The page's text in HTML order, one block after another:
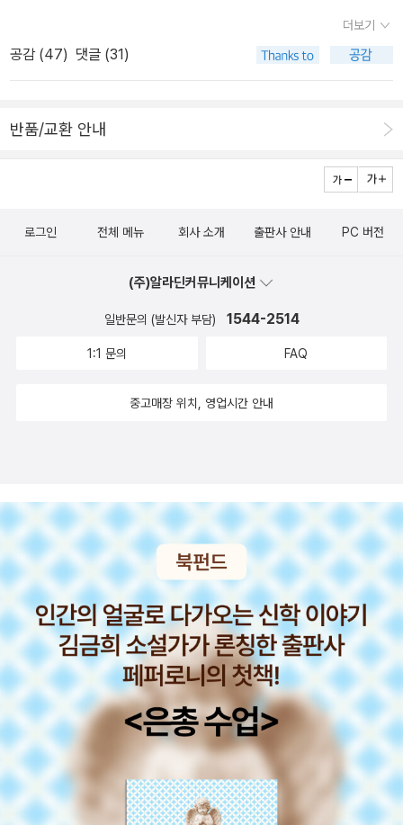
리라. 페미니즘과 연계한 이 책, <들뢰즈 이후 페미니즘>을 읽으며
되기, 생성, 돌연변이 등과 같은 개념을 되새겨보는 계기가 되었다. 물
론 앞으로도 더 읽고 생각해봐야 할 게 많다. 금방 소화해내기 어렵다
는 계기도 되었다. 사뮈엘 베케트의 소설을 읽으며 정처없이 부유하
판이든 간에요. 댓글을 읽고 대댓글을 고민하는 도중에 저는 새로운
로의 질문이 같은 것인지 확인하는 시간을 통해, 그래서 얻고 싶은 이
해가 무엇인지 알아가는 과정을 통해서요. 저는 이런 식의 공부가, 공
부의 ‘효용’을 몇 배로 향상시키는 좋은 방법이라고 생각합니다. 알라
다. 정치, 경제, 사회, 문화, 역사, 외국어, 패션, 요리, 집사 생활까지
부가 되는지를 ‘직접’ 체험할 수 있는 곳이 바로 여기, 알라딘입니다.
그래서 알라딘을, 알라딘 서재를, 알라딘 이웃님들을, 알라딘의 무림
는 데 초점이 있기보다는 읽고 있는 내용을 기존의 자기 지식에 배치
(trans/form 혹은 re/make)하는 것이다. 습득은 객관적, 일방적, 수
동적 작업인 반면에 배치는 주관적, 상호적, 갈등적이다. 자기만의 사
유, 자기만의 인식에서 읽은 내용을 알맞은 곳에 놓으려면 책 내용 자
체도 중요하지만 책의 위상과 저자의 입장을 이해하는 것이 핵심이
다. 그러려면 기본적으로 사회와 인간을 이해하는 자기 입장이 있어
야 하고, 자기 입장이 전체 지식 체계에서 어떤 자리에 있는가, 그리고
또 지금 이 책은 그 자리의 어디에서 나온 것인가를 파악해야 한다.
(<정희진처럼 읽기>, 37쪽) 고백하자면, 저는 철학 읽기가 너무 힘
듭니다. 몇 달 전에 <들뢰즈 이후 페미니즘>이라는 책을 구입해서 여
러 차례 도전해 보았으나 결국 읽기를 포기하고 말았습니다. <현대
사상 입문>이라는 책을 사서 줄 그으면서 열심히 읽었습니다만, 그
데..... 미시마 유키오, <오후의 예항 / 짐승들의 유희>작가는 재수(?)
없지만 책은 나오는 족족 사보고 있는 미시마 유키오- 어쩌면 미시마
유키오가 내게는 길티플레져인가? 그의 책을 읽을 때 죄책감이나 죄
만 그래도 작품은 궁금해서 읽는 작가이니 ‘길티’까지는 아닌 것 같다.
려한 문장으로 엮어낸 탐미적인 세계’ 미시마 유키오가 60년대 초반
성 작가로는 두 번째로 노벨상을 받았던 이탈리아의 작가 그라치아
을 내맡긴 존재들이 지은 죄와 죄책감의 내적 갈등을 다룬 소설’이라
고. <어머니> 사두고 아직 안 읽었는데, 이 책부터 읽게 될 것 같다.
20세기 헝가리를 대표하는 작가 중 한 명이라고. 이탈리아로 신혼여
루고 있다는데, 헝가리의 이 새롭게 알게 된 작가, 기대해 보겠어! 백
다. 커뮤니케이션북스에서 나오는 얇은 책들이 종종 개론서로 도움일
꽤 주기에, ‘들뢰즈’이해에 도움이 될 듯하여 구매. 들뢰즈가 1990년
에 쓴 <통제사회 후기>를 바탕으로 사이버네틱스(cybernetics)와
정보사회를 생각하는 책. 들뢰즈는 현대사회가 규율사회에서 통제사
회로 변했음을 밝히는데, 규율사회는 ‘감금과 처벌’ 중심의 사회였다
면 통제사회는 ‘즉각적 통신을 통한 지속적 통제’로 운영되는 체제라
고.아래 책은 곧 구매 예정- 책탑은 참 소소하다.지난번에 샀지만 책
탑에는 같이 오르지 못했던 <점원>도 이번에 찍어줌....그래서 주말
의 거대한 음주를 가능케했던 사진 하나 덧붙인다.... 집 근처에 잘 가
던 참치집이 문을 닫았다. 한 달에 두 번쯤 가서 즐겁게 먹던 곳인데
영업을 종료한 것이다. 아무래도 셰프가 너무 막 퍼준 게 아닐까 싶기
도.... 그 이후 다른 참치집을 가보았으나, 이 단골 참치집에서 너무 입
맛을 올려놔서 웬만한 부위는 성에 안 차고... 술값도 너무 비싸져서
더보기
공감 (47) 댓글 (31)
반품/교환 안내
로그인 전체 메뉴 회사 소개 출판사 안내 PC 버전
(주)알라딘커뮤니케이션
일반문의 (발신자 부담) 1544-2514
1:1 문의 FAQ
중고매장 위치, 영업시간 안내